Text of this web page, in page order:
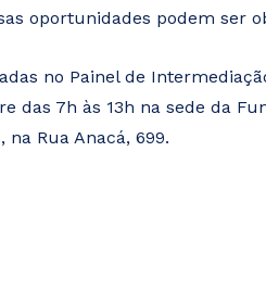
oportunidades podem ser
no Painel de
das 7h às 13h na sede da
na Rua Anacá, 699.